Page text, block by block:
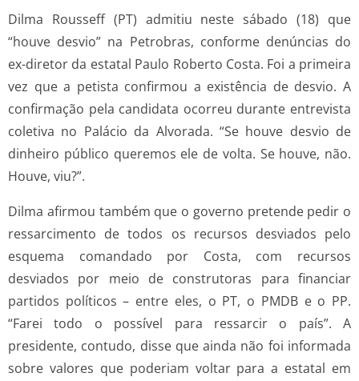
Dilma Rousseff (PT) admitiu neste sábado (18) que
“houve desvio” na Petrobras, conforme denúncias do
ex-diretor da estatal Paulo Roberto Costa. Foi a primeira
vez que a petista confirmou a existência de desvio. A
confirmação pela candidata ocorreu durante entrevista
coletiva no Palácio da Alvorada. “Se houve desvio de
dinheiro público queremos ele de volta. Se houve, não.
Houve, viu?”.
Dilma afirmou também que o governo pretende pedir o
ressarcimento de todos os recursos desviados pelo
esquema comandado por Costa, com recursos
desviados por meio de construtoras para financiar
partidos políticos – entre eles, o PT, o PMDB e o PP.
“Farei todo o possível para ressarcir o país”. A
presidente, contudo, disse que ainda não foi informada
sobre valores que poderiam voltar para a estatal em